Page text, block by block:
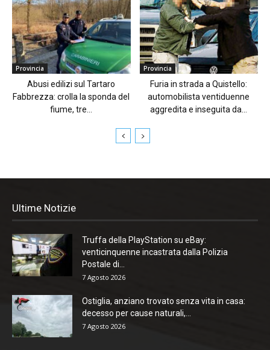
Provincia
Abusi edilizi sul Tartaro
Fabbrezza: crolla la sponda del
fiume, tre...
Provincia
Furia in strada a Quistello:
automobilista ventiduenne
aggredita e inseguita da...
Ultime Notizie
Truffa della PlayStation su eBay:
venticinquenne incastrata dalla Polizia
Postale di...
7 Agosto 2026
Ostiglia, anziano trovato senza vita in casa:
decesso per cause naturali,...
7 Agosto 2026